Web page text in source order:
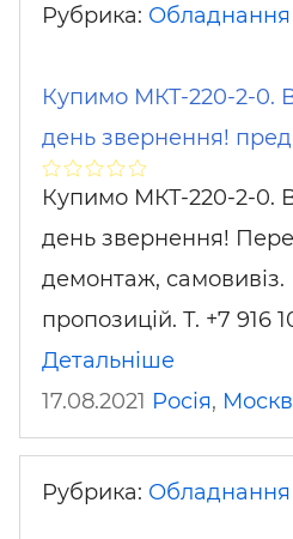
Рубрика: Обладнання
Купимо МКТ-220-2-0.
день звернення!
Купимо МКТ-220-2-0.
день звернення!
демонтаж, самовивіз.
пропозицій. Т. +7 916
Детальніше
17.08.2021 Росія,
Рубрика: Обладнання